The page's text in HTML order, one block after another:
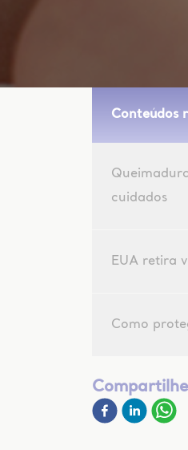
Conteúdos
cuidados
EUA retira
Como